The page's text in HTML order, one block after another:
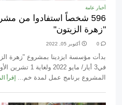
أخبار عامة
596 شخصاً استفادوا من
"زهرة الزيتون"
0 أكتوبر 05, 2022
بدأت مؤسسة ايزدينا بمشروع "زهرة
المشروع برنامج عمل لمدة خم...
إقرأ